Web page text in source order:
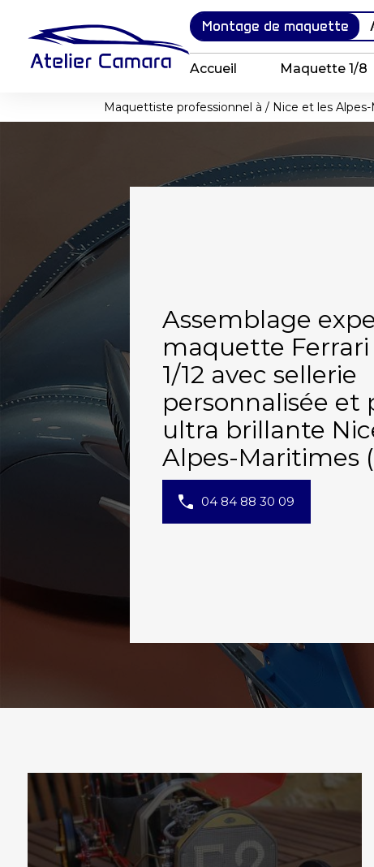
Montage de maquette
Accueil
Maquette 1/8
Maquettiste professionnel à / Nice et les
Assemblage
maquette
1/12 avec sellerie
personnalisée et
ultra brillante
Alpes-Maritimes
04 84 88 30 09